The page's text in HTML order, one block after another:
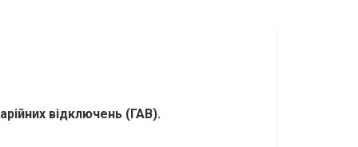
відключень (ГАВ).